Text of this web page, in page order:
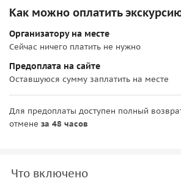
Как можно оплатить
Организатору на месте
Сейчас ничего платить не нужно
Предоплата на сайте
Оставшуюся сумму заплатить на месте
Для предоплаты доступен полный
отмене за 48 часов
Что включено